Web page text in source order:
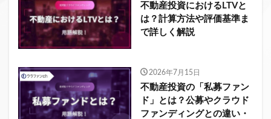
不動産投資におけるLTVと
は？計算方法や評価基準ま
で詳しく解説
2026年7月15日
不動産投資の「私募ファン
ド」とは？公募やクラウド
ファンディングとの違い・